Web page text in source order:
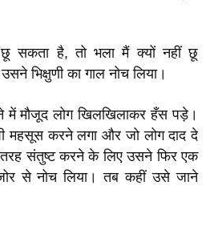
छू सकता है, तो भला मैं क्यों नहीं छू
भिक्षुणी का गाल नोच लिया।
में मौजूद लोग खिलखिलाकर हँस पड़े।
महसूस करने लगा और जो लोग दाद दे
संतुष्ट करने के लिए उसने फिर एक
जोर से नोच लिया। तब कहीं उसे जाने